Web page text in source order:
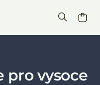
pro vysoce